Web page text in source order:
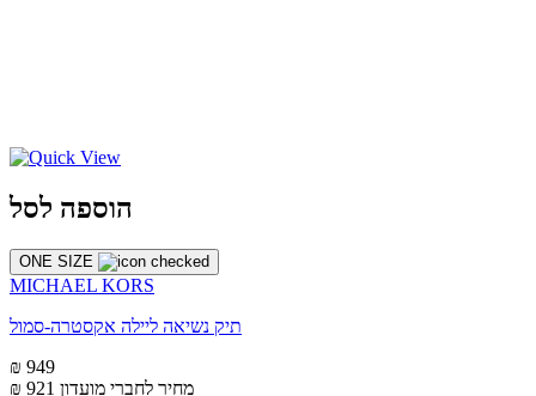
הוספה לסל
ONE SIZE
MICHAEL KORS
תיק נשיאה ליילה אקסטרה-סמול
₪ 949
₪ 921 מחיר לחברי מועדון